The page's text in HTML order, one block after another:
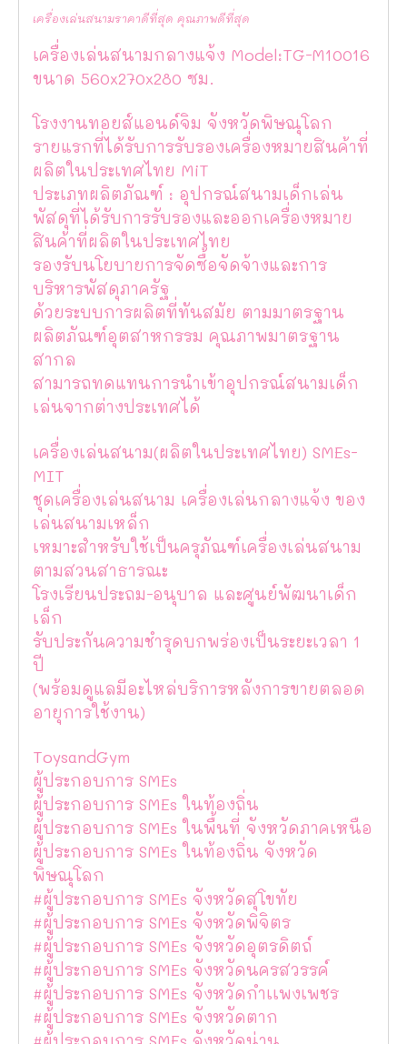
เครื่องเล่นสนามราคาดีที่สุด คุณภาพดีที่สุด
เครื่องเล่นสนามกลางแจ้ง Model:TG-M10016
ขนาด 560x270x280 ซม.
โรงงานทอยส์แอนด์จิม จังหวัดพิษณุโลก
รายแรกที่ได้รับการรับรองเครื่องหมายสินค้าที่
ผลิตในประเทศไทย MiT
ประเภทผลิตภัณฑ์ : อุปกรณ์สนามเด็กเล่น
พัสดุที่ได้รับการรับรองและออกเครื่องหมาย
สินค้าที่ผลิตในประเทศไทย
รองรับนโยบายการจัดซื้อจัดจ้างและการ
บริหารพัสดุภาครัฐ
ด้วยระบบการผลิตที่ทันสมัย ตามมาตรฐาน
ผลิตภัณฑ์อุตสาหกรรม คุณภาพมาตรฐาน
สากล
สามารถทดแทนการนำเข้าอุปกรณ์สนามเด็ก
เล่นจากต่างประเทศได้
เครื่องเล่นสนาม(ผลิตในประเทศไทย) SMEs-
MIT
ชุดเครื่องเล่นสนาม เครื่องเล่นกลางแจ้ง ของ
เล่นสนามเหล็ก
เหมาะสำหรับใช้เป็นครุภัณฑ์เครื่องเล่นสนาม
ตามสวนสาธารณะ
โรงเรียนประถม-อนุบาล และศูนย์พัฒนาเด็ก
เล็ก
รับประกันความชำรุดบกพร่องเป็นระยะเวลา 1
ปี
(พร้อมดูแลมีอะไหล่บริการหลังการขายตลอด
อายุการใช้งาน)
ToysandGym
ผู้ประกอบการ SMEs
ผู้ประกอบการ SMEs ในท้องถิ่น
ผู้ประกอบการ SMEs ในพื้นที่ จังหวัดภาคเหนือ
ผู้ประกอบการ SMEs ในท้องถิ่น จังหวัด
พิษณุโลก
#ผู้ประกอบการ SMEs จังหวัดสุโขทัย
#ผู้ประกอบการ SMEs จังหวัดพิจิตร
#ผู้ประกอบการ SMEs จังหวัดอุตรดิตถ์
#ผู้ประกอบการ SMEs จังหวัดนครสวรรค์
#ผู้ประกอบการ SMEs จังหวัดกำเเพงเพชร
#ผู้ประกอบการ SMEs จังหวัดตาก